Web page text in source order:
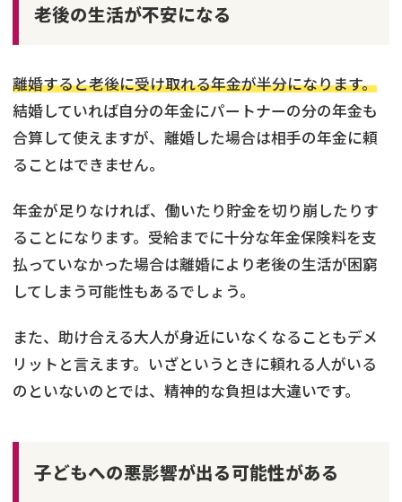
老後の生活が不安になる
離婚すると老後に受け取れる年金が半分になります。
結婚していれば自分の年金にパートナーの分の年金も
合算して使えますが、離婚した場合は相手の年金に頼
ることはできません。
年金が足りなければ、働いたり貯金を切り崩したりす
ることになります。受給までに十分な年金保険料を支
払っていなかった場合は離婚により老後の生活が困窮
してしまう可能性もあるでしょう。
また、助け合える大人が身近にいなくなることもデメ
リットと言えます。いざというときに頼れる人がいる
のといないのとでは、精神的な負担は大違いです。
子どもへの悪影響が出る可能性がある